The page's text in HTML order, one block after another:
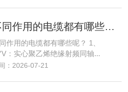
不同作用的电缆都有哪些呢？
作用的电缆都有哪些呢？ 1、
：实心聚乙烯绝缘射频同轴...
：2026-07-21